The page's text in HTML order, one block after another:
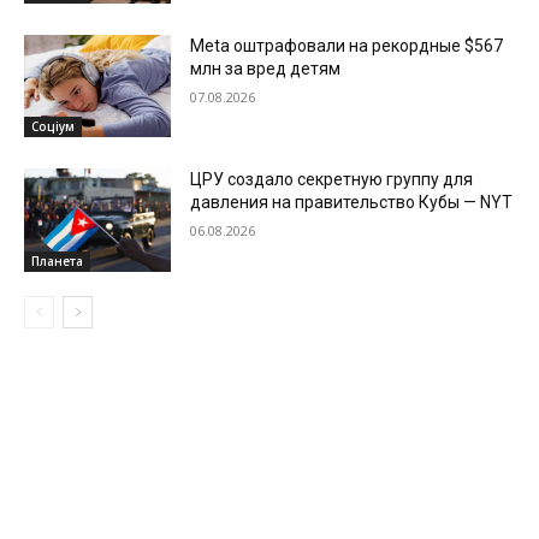
Соціум
Meta оштрафовали на рекордные $567
млн за вред детям
07.08.2026
Планета
ЦРУ создало секретную группу для
давления на правительство Кубы — NYT
06.08.2026